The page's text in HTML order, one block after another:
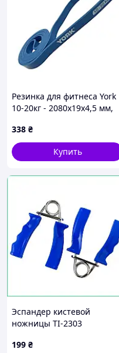
Резинка для фитнеса York
10-20кг - 2080x19x4,5 мм,
338 ₴
Купить
Эспандер кистевой
ножницы TI-2303
силы хвата мышц
199 ₴